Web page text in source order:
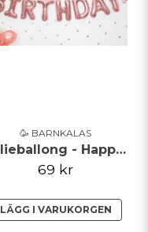
🥳 BARNKALAS
Folieballong - Happy Birthday - Roséguld
69 kr
LÄGG I VARUKORGEN